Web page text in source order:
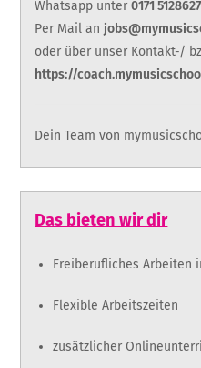
Whatsapp unter0171
Per Mail an
oder über unser Kontakt-/
https://
Dein Team von
Das bieten wir dir
Freiberufliches Arbeiten
Flexible Arbeitszeiten
zusätzlicher